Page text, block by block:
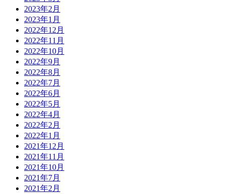
2023年2月
2023年1月
2022年12月
2022年11月
2022年10月
2022年9月
2022年8月
2022年7月
2022年6月
2022年5月
2022年4月
2022年2月
2022年1月
2021年12月
2021年11月
2021年10月
2021年7月
2021年2月